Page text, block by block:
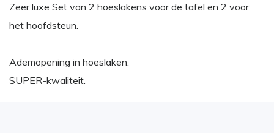
Zeer luxe Set van 2 hoeslakens voor de tafel en 2 voor
het hoofdsteun.
Ademopening in hoeslaken.
SUPER-kwaliteit.